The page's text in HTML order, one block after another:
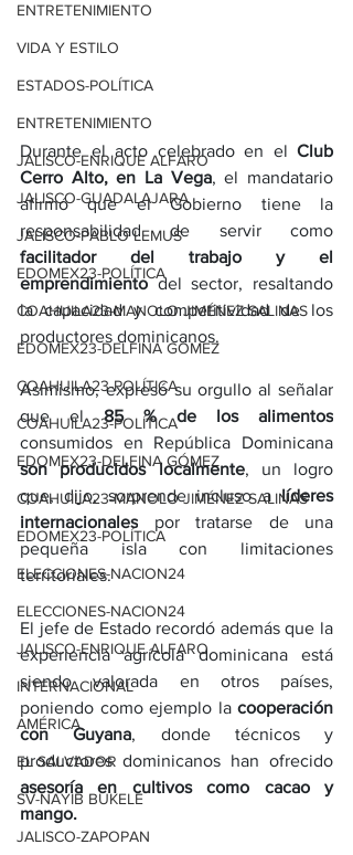
ENTRETENIMIENTO
VIDA Y ESTILO
ESTADOS-POLÍTICA
ENTRETENIMIENTO
JALISCO-ENRIQUE ALFARO
JALISCO-GUADALAJARA
JALISCO-PABLO LEMUS
EDOMEX23-POLÍTICA
COAHUILA23-MANOLO JIMÉNEZ SALINAS
EDOMEX23-DELFINA GÓMEZ
COAHUILA23-POLÍTICA
COAHUILA23-POLÍTICA
EDOMEX23-DELFINA GÓMEZ
COAHUILA23-MANOLO JIMÉNEZ SALINAS
EDOMEX23-POLÍTICA
ELECCIONES-NACION24
ELECCIONES-NACION24
JALISCO-ENRIQUE ALFARO
INTERNACIONAL
AMÉRICA
EL SALVADOR
SV-NAYIB BUKELE
JALISCO-ZAPOPAN
Durante el acto celebrado en el Club
Cerro Alto, en La Vega, el mandatario
afirmó que el Gobierno tiene la
facilitador del trabajo y el
emprendimiento del sector, resaltando
la capacidad y competitividad de los
productores dominicanos.
Asimismo, expresó su orgullo al señalar
que el 85 % de los alimentos
son producidos localmente, un logro
que, dijo, sorprende incluso a líderes
internacionales por tratarse de una
pequeña isla con limitaciones
territoriales.
El jefe de Estado recordó además que la
experiencia agrícola dominicana está
siendo valorada en otros países,
poniendo como ejemplo la cooperación
con Guyana, donde técnicos y
asesoría en cultivos como cacao y
mango.